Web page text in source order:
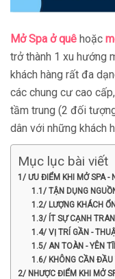
Mở Spa ở quê hoặc
trở thành 1 xu hướng
khách hàng rất đa
các chung cư cao
tầm trung (2 đối
dân với những khách
Mục lục bài viết
1/ ƯU ĐIỂM KHI MỞ SPA -
1.1/ TẬN DỤNG
1.2/ LƯỢNG KHÁCH
1.3/ ÍT SỰ CẠNH
1.4/ VỊ TRÍ GẦN -
1.5/ AN TOÀN - YÊN
1.6/ KHÔNG CẦN ĐẦU
2/ NHƯỢC ĐIỂM KHI MỞ